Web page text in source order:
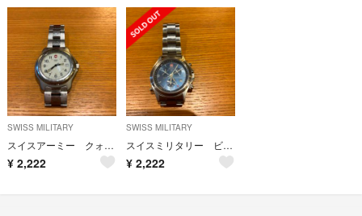
SWISS MILITARY
スイスアーミー クォーツ ビンテージ 200ミリ防水
¥ 2,222
SWISS MILITARY
スイスミリタリー ビンテージ
¥ 2,222